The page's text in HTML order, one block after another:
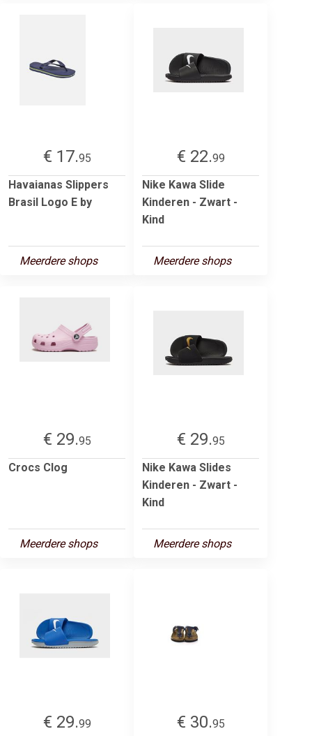
€ 17.95
Havaianas Slippers
Brasil Logo E by
Meerdere shops
€ 22.99
Nike Kawa Slide
Kinderen - Zwart -
Kind
Meerdere shops
€ 29.95
Crocs Clog
Meerdere shops
€ 29.95
Nike Kawa Slides
Kinderen - Zwart -
Kind
Meerdere shops
€ 29.99 € 30.95